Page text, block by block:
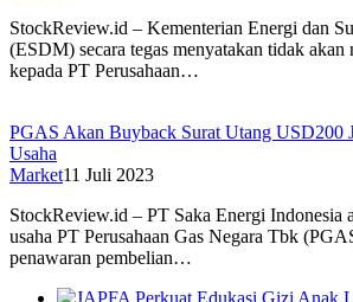
StockReview.id – Kementerian Energi dan
(ESDM) secara tegas menyatakan tidak akan
kepada PT Perusahaan…
PGAS Akan Buyback Surat Utang USD200
Usaha
Market11 Juli 2023
StockReview.id – PT Saka Energi Indonesia
usaha PT Perusahaan Gas Negara Tbk
penawaran pembelian…